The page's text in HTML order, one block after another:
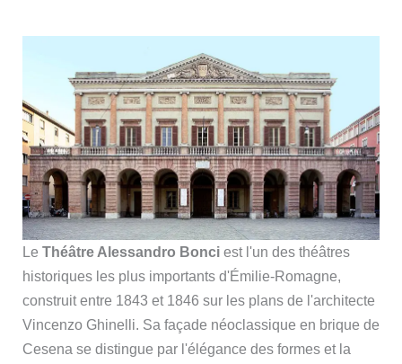
Le Théâtre Alessandro Bonciest l'un des théâtres
historiques les plus importants d'Émilie-Romagne,
construit entre 1843 et 1846 sur les plans de l'architecte
Vincenzo Ghinelli. Sa façade néoclassique en brique de
Cesena se distingue par l'élégance des formes et la